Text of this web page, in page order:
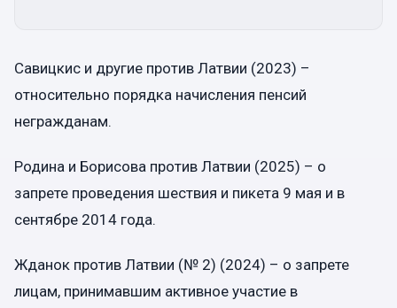
Савицкис и другие против Латвии (2023) –
относительно порядка начисления пенсий
негражданам.
Родина и Борисова против Латвии (2025) – о
запрете проведения шествия и пикета 9 мая и в
сентябре 2014 года.
Жданок против Латвии (№ 2) (2024) – о запрете
лицам, принимавшим активное участие в